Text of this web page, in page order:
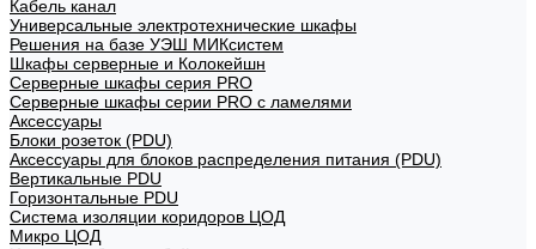
Кабель канал
Универсальные электротехнические шкафы
Решения на базе УЭШ МИКсистем
Шкафы серверные и Колокейшн
Серверные шкафы серия PRO
Серверные шкафы серии PRO с ламелями
Аксессуары
Блоки розеток (PDU)
Аксессуары для блоков распределения питания (PDU)
Вертикальные PDU
Горизонтальные PDU
Система изоляции коридоров ЦОД
Микро ЦОД